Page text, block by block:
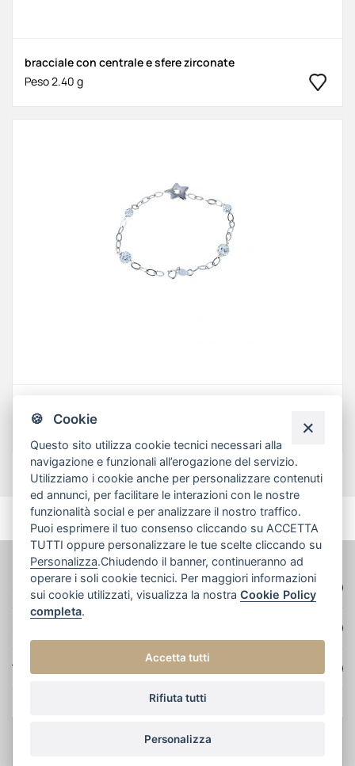
bracciale con centrale e sfere zirconate
Peso 2.40 g
Peso 1.80 g
DATI AZIENDALI
TERMINI E CONDIZIONI
🍪 Cookie
Questo sito utilizza cookie tecnici necessari alla
navigazione e funzionali all’erogazione del servizio.
Utilizziamo i cookie anche per personalizzare contenuti
ed annunci, per facilitare le interazioni con le nostre
funzionalità social e per analizzare il nostro traffico.
Puoi esprimere il tuo consenso cliccando su ACCETTA
TUTTI oppure personalizzare le tue scelte cliccando su
Personalizza.Chiudendo il banner, continueranno ad
operare i soli cookie tecnici. Per maggiori informazioni
sui cookie utilizzati, visualizza la nostraCookie Policy
completa.
Accetta tutti
Rifiuta tutti
Personalizza